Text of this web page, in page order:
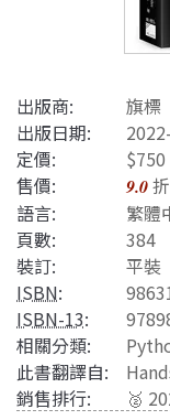
出版商:
旗標
出版日期:
定價:
$750
售價:
9.0
語言:
繁體
頁數:
384
裝訂:
平裝
ISBN:
ISBN-13:
相關分類:
此書翻譯自:
銷售排行:
🥈